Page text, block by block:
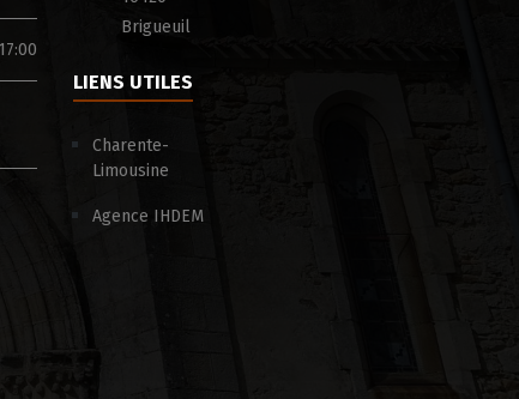
Brigueuil
LIENS UTILES
Charente-
Limousine
Agence IHDEM